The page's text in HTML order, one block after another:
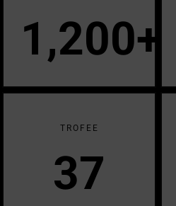
1,200+
TROFEE
37